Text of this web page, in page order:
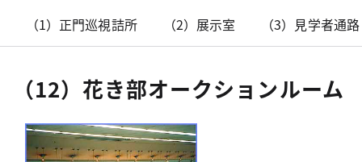
（1）正門巡視詰所 （2）展示室 （3）見学者通
（12）花き部オークションルーム